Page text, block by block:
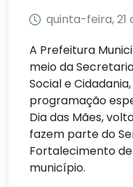
quinta-feira, 21
A Prefeitura
meio da
Social e
programação
Dia das Mães,
fazem parte do
Fortalecimento
município.